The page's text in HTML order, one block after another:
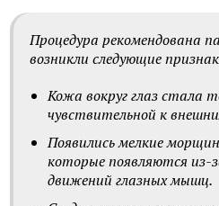
Процедура рекомендована
возникли следующие
Кожа вокруг глаз стала
чувствительной к
Появились мелкие
которые появляются из-
движений глазных мышц.